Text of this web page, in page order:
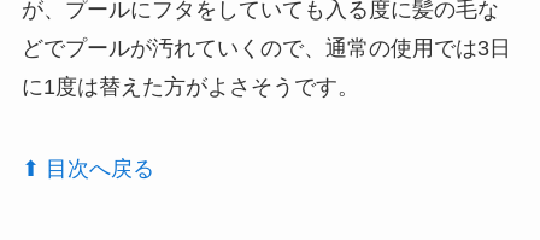
が、プールにフタをしていても入る度に髪の毛な
どでプールが汚れていくので、通常の使用では3日
に1度は替えた方がよさそうです。
⬆︎ 目次へ戻る